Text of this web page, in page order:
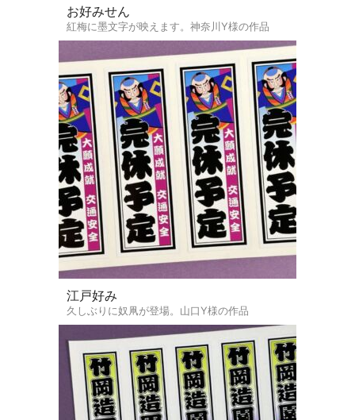
お好みせん
紅梅に墨文字が映えます。神奈川Y様の作品
江戸好み
久しぶりに奴凧が登場。山口Y様の作品